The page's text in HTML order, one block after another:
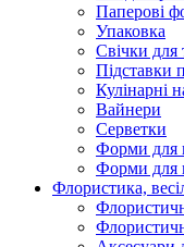
Паперові
Упаковка
Свічки для
Підставки
Кулінарні
Вайнери
Серветки
Форми для
Форми для
Флористика,